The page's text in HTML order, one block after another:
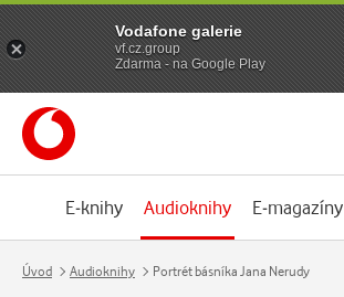
E-knihy Audioknihy E-magazíny
Úvod Audioknihy Portrét básníka Jana Nerudy
Vodafone galerie
vf.cz.group
Zdarma - na Google Play